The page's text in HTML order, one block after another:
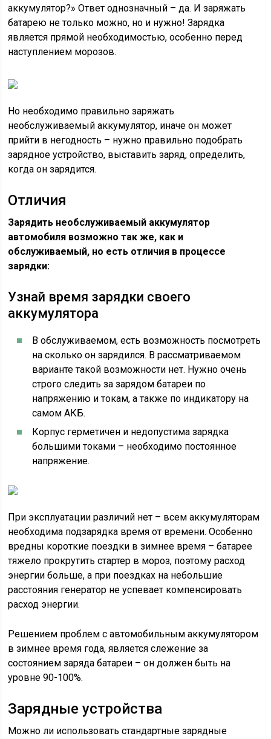
аккумулятор?» Ответ однозначный – да. И заряжать
батарею не только можно, но и нужно! Зарядка
является прямой необходимостью, особенно перед
наступлением морозов.
Но необходимо правильно заряжать
необслуживаемый аккумулятор, иначе он может
прийти в негодность – нужно правильно подобрать
зарядное устройство, выставить заряд, определить,
когда он зарядится.
Отличия
Зарядить необслуживаемый аккумулятор
автомобиля возможно так же, как и
обслуживаемый, но есть отличия в процессе
зарядки:
Узнай время зарядки своего
аккумулятора
В обслуживаемом, есть возможность посмотреть
на сколько он зарядился. В рассматриваемом
варианте такой возможности нет. Нужно очень
строго следить за зарядом батареи по
напряжению и токам, а также по индикатору на
самом АКБ.
Корпус герметичен и недопустима зарядка
большими токами – необходимо постоянное
напряжение.
При эксплуатации различий нет – всем аккумуляторам
необходима подзарядка время от времени. Особенно
вредны короткие поездки в зимнее время – батарее
тяжело прокрутить стартер в мороз, поэтому расход
энергии больше, а при поездках на небольшие
расстояния генератор не успевает компенсировать
расход энергии.
Решением проблем с автомобильным аккумулятором
в зимнее время года, является слежение за
состоянием заряда батареи – он должен быть на
уровне 90-100%.
Зарядные устройства
Можно ли использовать стандартные зарядные